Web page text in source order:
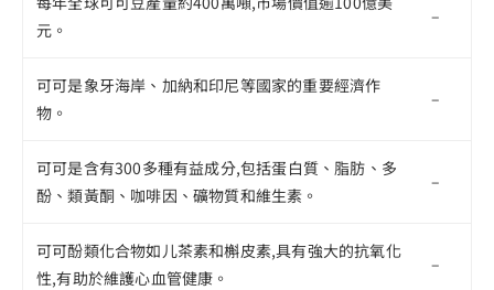
元。
–
可可是象牙海岸、加納和印尼等國家的重要經濟作
物。
–
可可是含有300多種有益成分,包括蛋白質、脂肪、多
酚、類黃酮、咖啡因、礦物質和維生素。
–
可可酚類化合物如儿茶素和槲皮素,具有強大的抗氧化
性,有助於維護心血管健康。
–